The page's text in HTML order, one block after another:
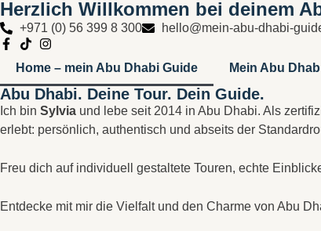
Herzlich Willkommen bei deinem
+971 (0) 56 399 8 300 hello@mein-abu-dhabi-
Home – mein Abu Dhabi Guide Mein Abu
Abu Dhabi. Deine Tour. Dein Guide.
Ich bin Sylvia und lebe seit 2014 in Abu Dhabi. Als
erlebt: persönlich, authentisch und abseits der
Freu dich auf individuell gestaltete Touren, echte
Entdecke mit mir die Vielfalt und den Charme von Abu